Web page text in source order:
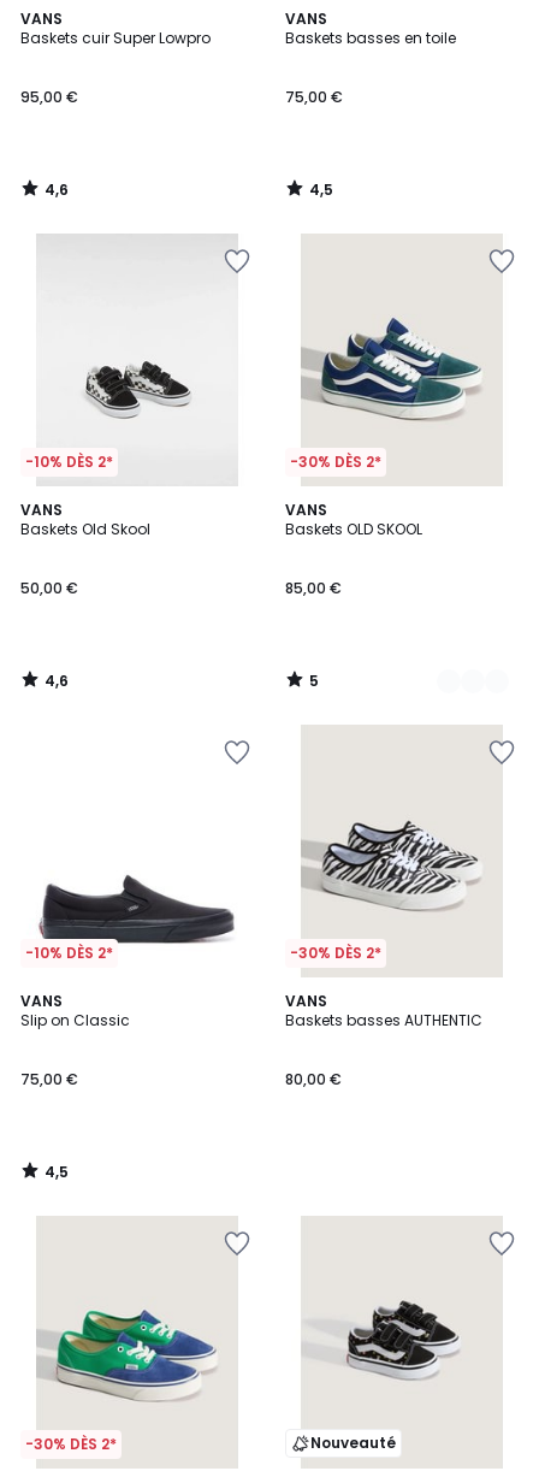
VANS
Baskets cuir Super Lowpro
95,00 €
4,6
/ 5
4,6
/
VANS
Baskets basses en toile
75,00 €
4,5
/ 5
4,5
/
-10% DÈS 2*
VANS
Baskets Old Skool
50,00 €
4,6
/ 5
4,6
/
-30% DÈS 2*
VANS
Baskets OLD SKOOL
85,00 €
5
/
2
Couleurs
5
/
-10% DÈS 2*
VANS
Slip on Classic
75,00 €
4,5
/ 5
4,5
/
-30% DÈS 2*
VANS
Baskets basses AUTHENTIC
80,00 €
-30% DÈS 2* Nouveauté